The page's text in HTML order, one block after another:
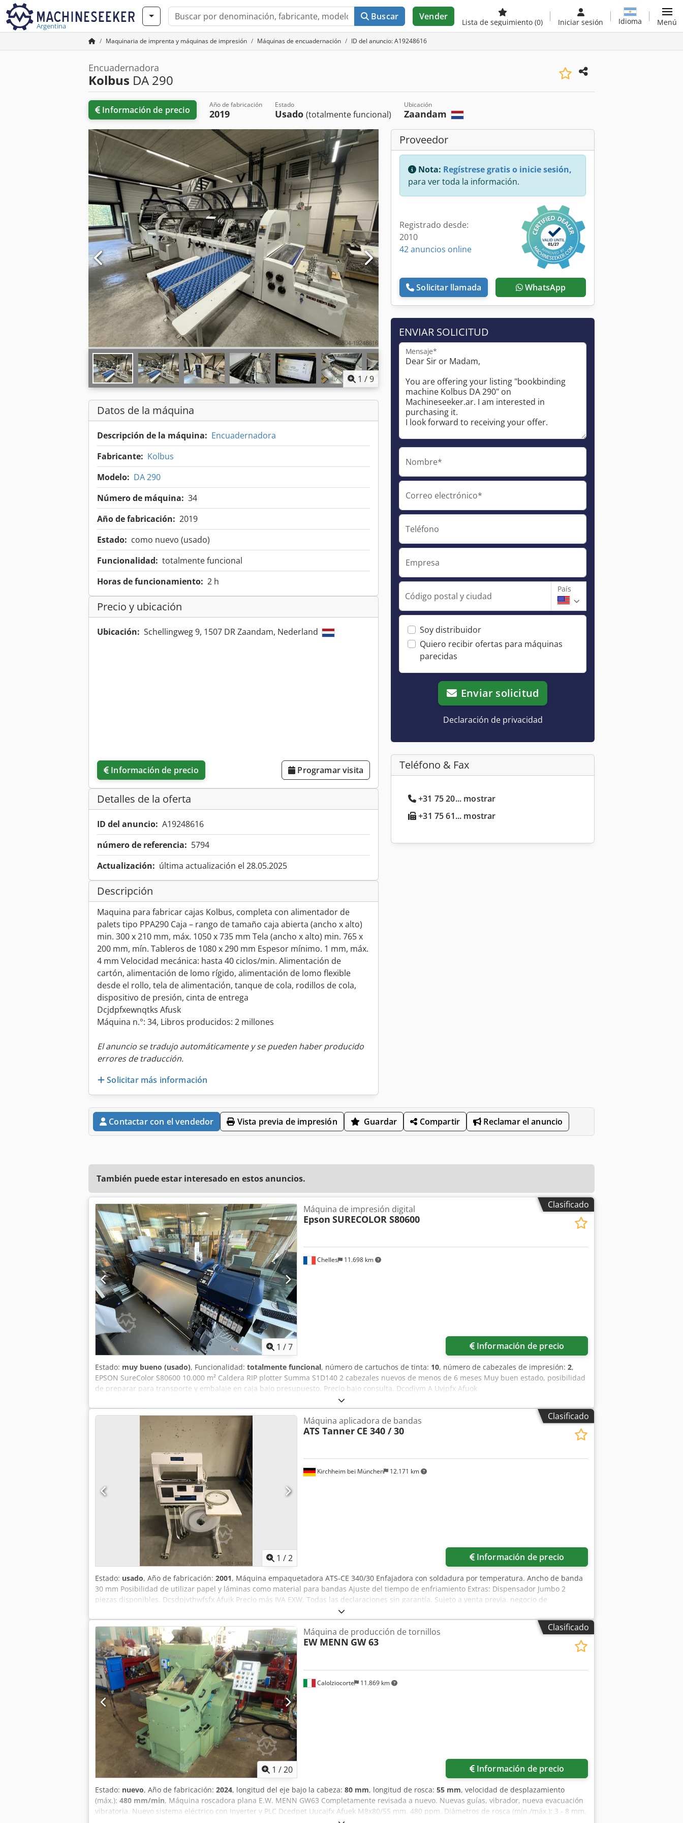
Argentina
Buscar Vender
Lista de seguimiento (0) Iniciar sesión Idioma Menú
Maquinaria de imprenta y máquinas de impresión Máquinas de encuadernación ID del anuncio: A19248616
Encuadernadora
Kolbus DA 290
Información de precio Año de fabricación
2019
Estado
Usado (totalmente funcional)
Ubicación
Zaandam
1 /9
Datos de la máquina
Descripción de la máquina: Encuadernadora
Fabricante: Kolbus
Modelo: DA 290
Número de máquina: 34
Año de fabricación: 2019
Estado: como nuevo (usado)
Funcionalidad: totalmente funcional
Horas de funcionamiento: 2 h
Precio y ubicación
Ubicación: Schellingweg 9, 1507 DR Zaandam, Nederland
Información de precio Programar visita
Detalles de la oferta
ID del anuncio: A19248616
número de referencia: 5794
Actualización: última actualización el 28.05.2025
Descripción
Maquina para fabricar cajas Kolbus, completa con alimentador de
palets tipo PPA290 Caja – rango de tamaño caja abierta (ancho x alto)
min. 300 x 210 mm, máx. 1050 x 735 mm Tela (ancho x alto) min. 765 x
200 mm, mín. Tableros de 1080 x 290 mm Espesor mínimo. 1 mm, máx.
4 mm Velocidad mecánica: hasta 40 ciclos/min. Alimentación de
cartón, alimentación de lomo rígido, alimentación de lomo flexible
desde el rollo, tela de alimentación, tanque de cola, rodillos de cola,
dispositivo de presión, cinta de entrega
Dcjdpfxewnqtks Afusk
Máquina n.°: 34, Libros producidos: 2 millones
El anuncio se tradujo automáticamente y se pueden haber producido
errores de traducción.
Solicitar más información
Proveedor
Nota: Regístrese gratis o inicie sesión,
para ver toda la información.
Registrado desde:
2010
42 anuncios online
Solicitar llamada WhatsApp
ENVIAR SOLICITUD
Mensaje*
Nombre*
Correo electrónico*
Teléfono
Empresa
Código postal y ciudad
País
Soy distribuidor
Quiero recibir ofertas para máquinas
parecidas
Enviar solicitud
Declaración de privacidad
Teléfono & Fax
+31 75 20... mostrar
+31 75 61... mostrar
Contactar con el vendedor Vista previa de impresión Guardar Compartir Reclamar el anuncio
También puede estar interesado en estos anuncios.
Clasificado
1 /7
Chelles 11.698 km
Máquina de impresión digital
Epson SURECOLOR S80600
Información de precio
Estado: muy bueno (usado), Funcionalidad: totalmente funcional, número de cartuchos de tinta: 10, número de cabezales de impresión: 2,
EPSON SureColor S80600 10.000 m² Caldera RIP plotter Summa S1D140 2 cabezales nuevos de menos de 6 meses Muy buen estado, posibilidad
de preparar para transporte y embalaje en caja bajo presupuesto. Precio bajo consulta. Dcodjym A Uvjpfx Afuok
Clasificado
1 /2
Kirchheim bei München 12.171 km
Máquina aplicadora de bandas
ATS Tanner CE 340 / 30
Información de precio
Estado: usado, Año de fabricación: 2001, Máquina empaquetadora ATS-CE 340/30 Enfajadora con soldadura por temperatura. Ancho de banda
30 mm Posibilidad de utilizar papel y láminas como material para bandas Ajuste del tiempo de enfriamiento Extras: Dispensador Jumbo 2
piezas disponibles. Dcsdpjvthwfsfx Afujk Precio más IVA EXW. Todas las declaraciones sin garantía. Sujeto a venta previa. negocio de
Clasificado
1 /20
Calolziocorte 11.869 km
Máquina de producción de tornillos
EW MENN GW 63
Información de precio
Estado: nuevo, Año de fabricación: 2024, longitud del eje bajo la cabeza: 80 mm, longitud de rosca: 55 mm, velocidad de desplazamiento
(máx.): 480 mm/min, Máquina roscadora plana E.W. MENN GW63 Completamente revisada a nuevo. Nuevas guías, vibrador, nueva evacuación
vibratoria. Nuevo sistema eléctrico con Inverter y PLC Dcedpet Uucajfx Afuek M8x80/55 mm. 480 ppm. Diámetros de rosca (mín./máx.): 3 - 8 mm.